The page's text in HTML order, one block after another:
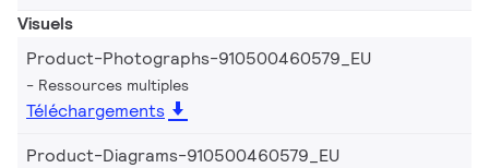
Visuels
Product-Photographs-910500460579_EU
Ressources multiples
Téléchargements
Product-Diagrams-910500460579_EU